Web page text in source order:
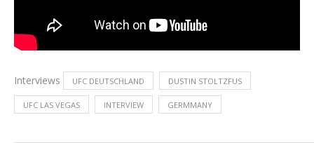
Interviews UFC DEUTSCHLAND DUSTIN STOLTZFUS
UFC LAS VEGAS INTERVIEW GERMMANY